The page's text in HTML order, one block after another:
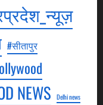
#सीतापुर
NEWS Delhi news